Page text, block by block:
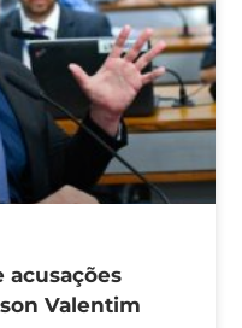
acusações
Valentim